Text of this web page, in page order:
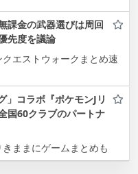
課金の武器選びは周回
先度を議論
クエストウォークまとめ速
」コラボ『ポケモンJリ
国60クラブのパートナ
きままにゲームまとめも